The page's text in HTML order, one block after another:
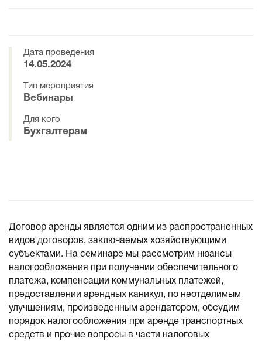
Дата проведения
14.05.2024
Тип мероприятия
Вебинары
Для кого
Бухгалтерам
Договор аренды является одним из распространенных
видов договоров, заключаемых хозяйствующими
субъектами. На семинаре мы рассмотрим нюансы
налогообложения при получении обеспечительного
платежа, компенсации коммунальных платежей,
предоставлении арендных каникул, по неотделимым
улучшениям, произведенным арендатором, обсудим
порядок налогообложения при аренде транспортных
средств и прочие вопросы в части налоговых